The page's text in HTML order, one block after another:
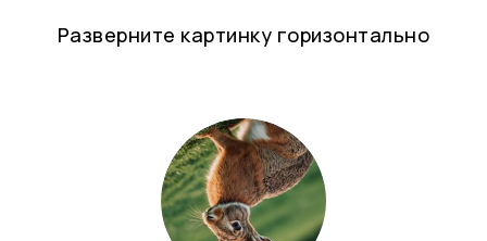
Разверните картинку горизонтально